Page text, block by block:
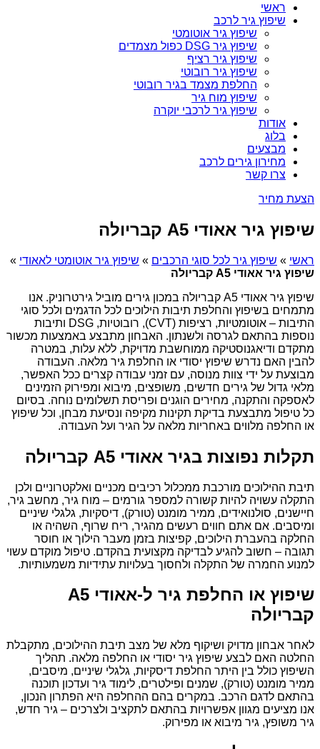
ראשי
שיפוץ גיר לרכב
שיפוץ גיר אוטומטי
שיפוץ גיר DSG כפול מצמדים
שיפוץ גיר רציף
שיפוץ גיר רובוטי
החלפת מצמד בגיר רובוטי
שיפוץ מוח גיר
שיפוץ גיר לרכבי יוקרה
אודות
בלוג
מבצעים
מחירון גירים לרכב
צרו קשר
הצעת מחיר
שיפוץ גיר אאודי A5 קבריולה
ראשי » שיפוץ גיר לכל סוגי הרכבים » שיפוץ גיר אוטומטי לאאודי »
שיפוץ גיר אאודי A5 קבריולה
שיפוץ גיר אאודי A5 קבריולה במכון גירים מוביל גירטרוניק. אנו
מתמחים בשיפוץ והחלפת תיבות הילוכים לכל הדגמים ולכל סוגי
התיבות – אוטומטיות, רציפות (CVT), רובוטיות, DSG ותיבות
נוספות בהתאם לגרסה ולשנתון. האבחון מתבצע באמצעות מכשור
מתקדם ודיאגנוסטיקה ממוחשבת מדויקת, ללא עלות, במטרה
להבין האם נדרש שיפוץ יסודי או החלפת גיר מלאה. העבודה
מבוצעת על ידי צוות מנוסה, עם זמני עבודה קצרים ככל האפשר,
מלאי גדול של גירים חדשים, משופצים, מיבוא ומפירוק הזמינים
לאספקה והתקנה, מחירים הוגנים ופריסת תשלומים נוחה. בסיום
כל טיפול מתבצעת בדיקת תקינות מקיפה ונסיעת מבחן, וכל שיפוץ
או החלפה מלווים באחריות מלאה על הגיר ועל העבודה.
תקלות נפוצות בגיר אאודי A5 קבריולה
תיבת ההילוכים מורכבת ממכלול רכיבים מכניים ואלקטרוניים ולכן
התקלה עשויה להיות קשורה למספר גורמים – מוח גיר, מחשב גיר,
חיישנים, סולנואידים, ממיר מומנט (טורק), דיסקיות, גלגלי שיניים
ומיסבים. אם אתם חווים רעשים מהגיר, ריח שרוף, השהיה או
החלקה בהעברת הילוכים, קפיצות בזמן מעבר הילוך או חוסר
תגובה – חשוב להגיע לבדיקה מקצועית בהקדם. טיפול מוקדם עשוי
למנוע החמרה של התקלה ולחסוך בעלויות עתידיות משמעותיות.
שיפוץ או החלפת גיר ל-אאודי A5
קבריולה
לאחר אבחון מדויק ושיקוף מלא של מצב תיבת ההילוכים, מתקבלת
החלטה האם לבצע שיפוץ גיר יסודי או החלפה מלאה. תהליך
השיפוץ כולל בין היתר החלפת דיסקיות, גלגלי שיניים, מיסבים,
ממיר מומנט (טורק), שמנים ופילטרים, לימוד גיר ועדכון תוכנה
בהתאם לדגם הרכב. במקרים בהם ההחלפה היא הפתרון הנכון,
אנו מציעים מגוון אפשרויות בהתאם לתקציב ולצרכים – גיר חדש,
גיר משופץ, גיר מיבוא או מפירוק.